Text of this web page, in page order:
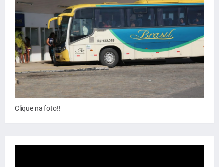
Clique na foto!!